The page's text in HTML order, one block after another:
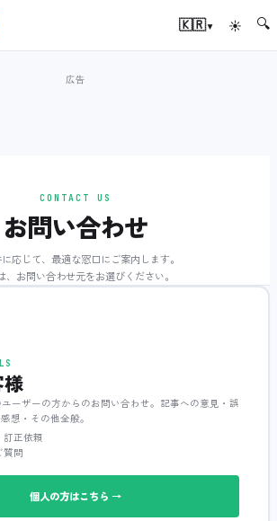
🇰🇷▾ ☀ 🔍
CONTACT US
お問い合わせ
応じて、最適な窓口にご案内します。
、お問い合わせ元をお選びください。
ーザーの方からのお問い合わせ。記事への意見・誤
想・その他全般。
訂正依頼
質問
個人の方はこちら →